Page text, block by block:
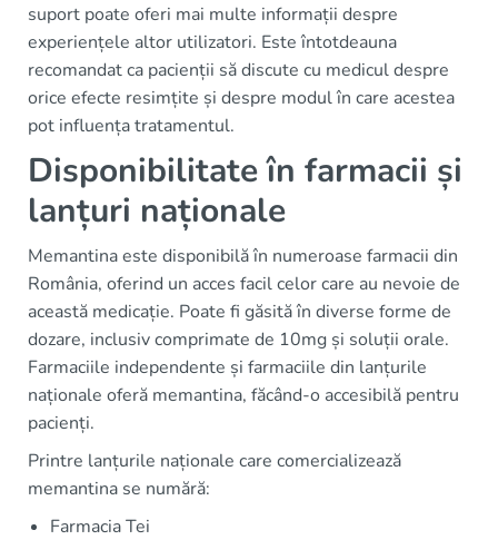
suport poate oferi mai multe informații despre
experiențele altor utilizatori. Este întotdeauna
recomandat ca pacienții să discute cu medicul despre
orice efecte resimțite și despre modul în care acestea
pot influența tratamentul.
Disponibilitate în farmacii și
lanțuri naționale
Memantina este disponibilă în numeroase farmacii din
România, oferind un acces facil celor care au nevoie de
această medicație. Poate fi găsită în diverse forme de
dozare, inclusiv comprimate de 10mg și soluții orale.
Farmaciile independente și farmaciile din lanțurile
naționale oferă memantina, făcând-o accesibilă pentru
pacienți.
Printre lanțurile naționale care comercializează
memantina se numără:
Farmacia Tei